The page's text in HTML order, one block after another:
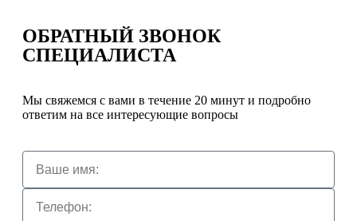
ОБРАТНЫЙ ЗВОНОК
СПЕЦИАЛИСТА
Мы свяжемся с вами в течение 20 минут и подробно
ответим на все интересующие вопросы